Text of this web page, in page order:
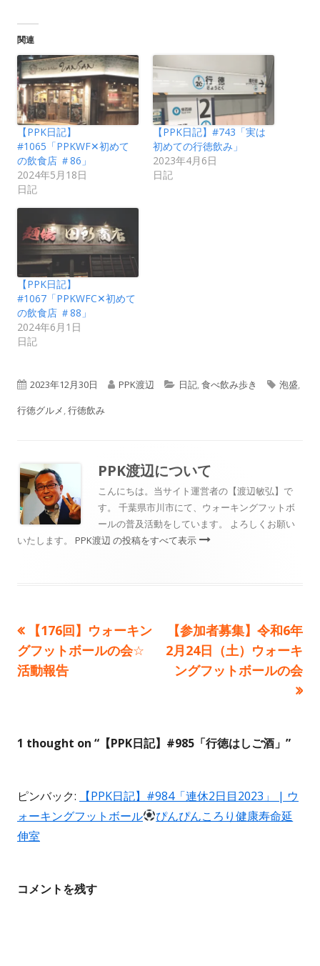
関連
【PPK日記】
#1065「PPKWF✕初めて
の飲食店 ＃86」
2024年5月18日
日記
【PPK日記】#743「実は
初めての行徳飲み」
2023年4月6日
日記
【PPK日記】
#1067「PPKWFC✕初めて
の飲食店 ＃88」
2024年6月1日
日記
公
開
2023年12月30日
作
PPK渡辺
カ
ー
日記,食べ飲み歩き
タ
泡盛,
行徳グルメ,行徳飲み
PPK渡辺について
こんにちは。当サイト運営者の【渡辺敏弘】で
す。 千葉県市川市にて、ウォーキングフットボ
ールの普及活動をしています。 よろしくお願い
いたします。 PPK渡辺 の投稿をすべて表示
投
稿
ー
シ
ョ
ン
前
の
記
【176回】ウォーキン
グフットボールの会☆
活動報告
次
の
記
【参加者募集】令和6年
2月24日（土）ウォーキ
ングフットボールの会
1 thought on “ 【PPK日記】#985「行徳はしご酒」 ”
ピンバック:
【PPK日記】#984「連休2日目2023」 | ウ
ォーキングフットボール
ぴんぴんころり健康寿命延
伸室
コメントを残す